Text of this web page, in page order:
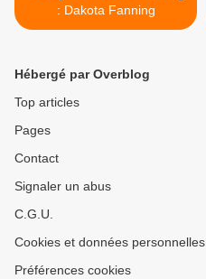
: Dakota Fanning
Hébergé par Overblog
Top articles
Pages
Contact
Signaler un abus
C.G.U.
Cookies et données personnelles
Préférences cookies